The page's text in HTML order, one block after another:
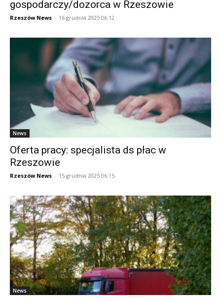
gospodarczy/dozorca w Rzeszowie
Rzeszów News - 16 grudnia 2025 06:12
News
Oferta pracy: specjalista ds płac w
Rzeszowie
Rzeszów News - 15 grudnia 2025 06:15
News